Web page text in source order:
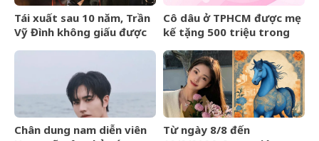
Tái xuất sau 10 năm, Trần
Vỹ Đình không giấu được
Cô dâu ở TPHCM được mẹ
kế tặng 500 triệu trong
‘gây sốt’
Chân dung nam diễn viên
Từ ngày 8/8 đến